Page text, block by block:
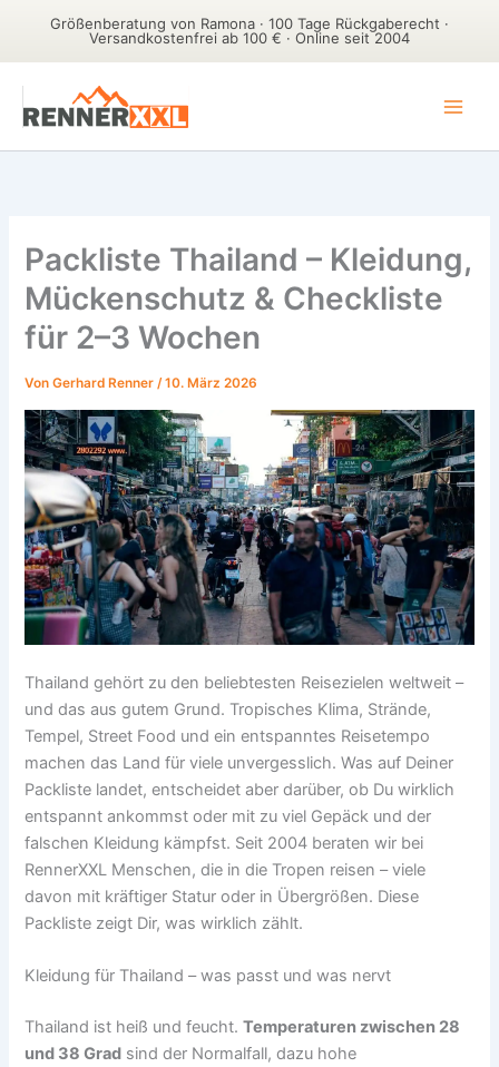
Größenberatung von Ramona · 100 Tage Rückgaberecht ·
Versandkostenfrei ab 100 € · Online seit 2004
springen
Packliste Thailand – Kleidung,
Mückenschutz & Checkliste
für 2–3 Wochen
VonGerhard Renner/10. März 2026
Thailand gehört zu den beliebtesten Reisezielen weltweit –
und das aus gutem Grund. Tropisches Klima, Strände,
Tempel, Street Food und ein entspanntes Reisetempo
machen das Land für viele unvergesslich. Was auf Deiner
Packliste landet, entscheidet aber darüber, ob Du wirklich
entspannt ankommst oder mit zu viel Gepäck und der
falschen Kleidung kämpfst. Seit 2004 beraten wir bei
RennerXXL Menschen, die in die Tropen reisen – viele
davon mit kräftiger Statur oder in Übergrößen. Diese
Packliste zeigt Dir, was wirklich zählt.
Kleidung für Thailand – was passt und was nervt
Thailand ist heiß und feucht.Temperaturen zwischen 28
und 38 Grad sind der Normalfall, dazu hohe